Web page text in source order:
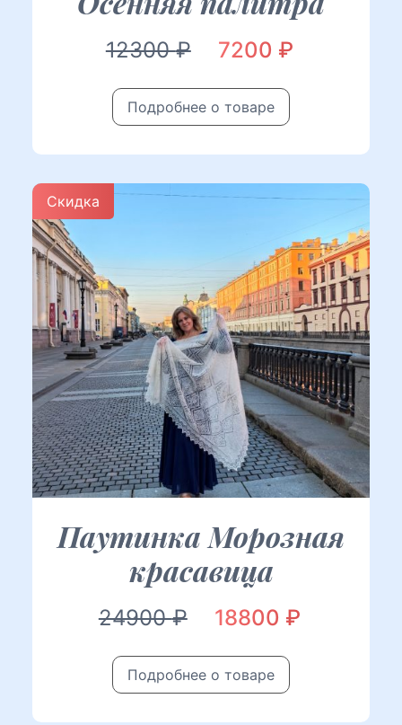
12300₽
Первоначальная
цена
составляла
7200 ₽
Подробнее о товаре
Скидка
Паутинка Морозная
красавица
24900₽
Первоначальная
цена
составляла
18800 ₽
Подробнее о товаре